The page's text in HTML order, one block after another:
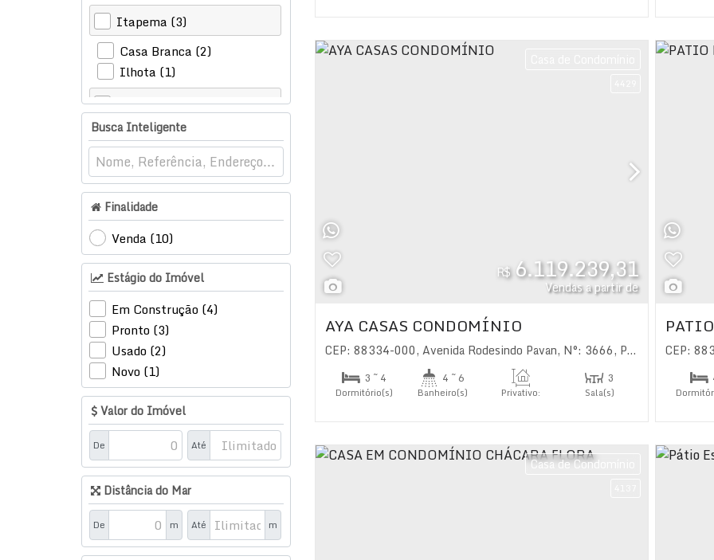
Itapema (3)
Casa Branca (2)
Ilhota (1)
Capão da Canoa (1)
Centro (1)
Camboriú (1)
Santa Regina (1)
Santana de Parnaíba (1)
Tamboré (1)
Busca Inteligente
Finalidade
Venda (10)
Estágio do Imóvel
Em Construção (4)
Pronto (3)
Usado (2)
Novo (1)
Valor do Imóvel
De Até
Distância do Mar
De m Até m
R$6.119.239,31
Vendas a partir de
AYA CASAS CONDOMÍNIO
CEP: 88334-000, Avenida Rodesindo Pavan, N°: 3666, Praia do Estaleiro
3 ~ 4
Dormitório(s)
4 ~ 6
Banheiro(s) Privativo:
3
Sala(s)
CEP:
Casa de Condomínio